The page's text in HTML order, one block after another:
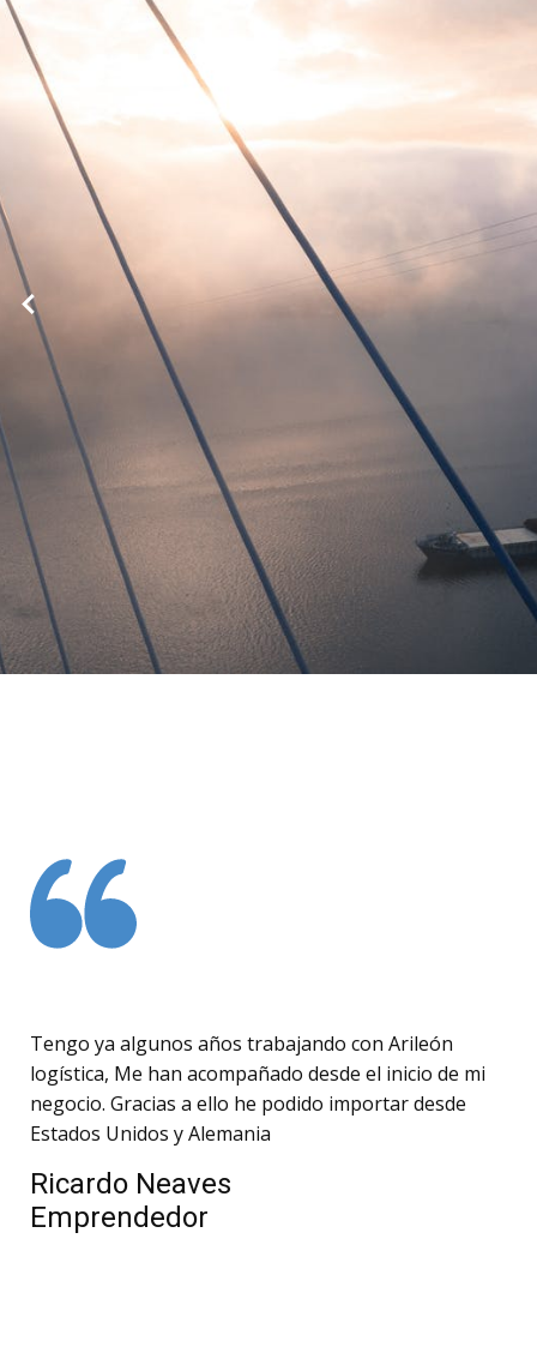
Tengo ya algunos años trabajando con Arileón
logística, Me han acompañado desde el inicio de mi
negocio. Gracias a ello he podido importar desde
Estados Unidos y Alemania
Ricardo Neaves
Emprendedor